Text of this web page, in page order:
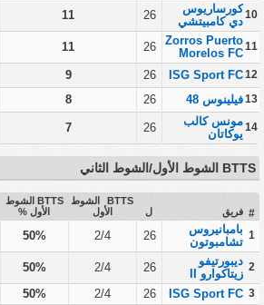
10كورساريوس
دي كامبيتشي
26
11
11
Zorros Puerto
Morelos FC
26
11
12
ISG Sport FC
26
9
13فيلينوس 48 26
8
14مونس كالب
يوكاتان
26
7
BTTS الشوط الأول/الشوط الثاني
# فريق ل
BTTS الشوط
الأول
BTTS الشوط
الأول %
1 بامبانيروس
تشامبوتون
26
2/4
50%
2 ديبورتيفو
زيتاكوارو II
26
2/4
50%
3
ISG Sport FC
26
2/4
50%